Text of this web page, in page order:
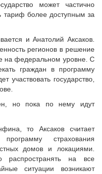
может частично
тариф более доступным за
и Анатолий Аксаков.
регионов в решение
на федеральном уровне. С
граждан в программу
участвовать государство,
но пока по нему идут
то Аксаков считает
страхования
домов и локациями.
распространять на все
ситуации возникают